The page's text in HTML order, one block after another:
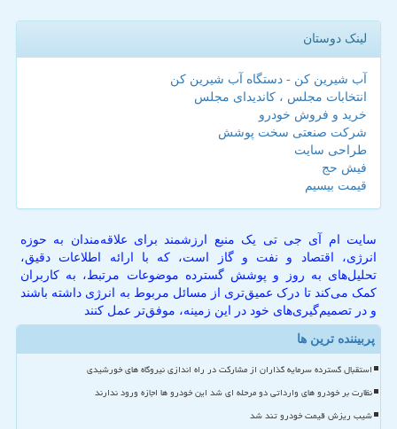
لینک دوستان
آب شیرین کن - دستگاه آب شیرین کن
انتخابات مجلس ، کاندیدای مجلس
خرید و فروش خودرو
شرکت صنعتی سخت پوشش
طراحی سایت
فیش حج
قیمت بیسیم
سایت ام آی جی تی یک منبع ارزشمند برای علاقه‌مندان به حوزه
انرژی، اقتصاد و نفت و گاز است، که با ارائه اطلاعات دقیق،
تحلیل‌های به روز و پوشش گسترده موضوعات مرتبط، به کاربران
کمک می‌کند تا درک عمیق‌تری از مسائل مربوط به انرژی داشته باشند
و در تصمیم‌گیری‌های خود در این زمینه، موفق‌تر عمل کنند
پربیننده ترین ها
استقبال گسترده سرمایه گذاران از مشارکت در راه اندازی نیروگاه های خورشیدی
نظارت بر خودرو های وارداتی دو مرحله ای شد این خودرو ها اجازه ورود ندارند
شیب ریزش قیمت خودرو تند شد